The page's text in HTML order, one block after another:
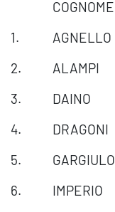
COGNOME
1.
AGNELLO
2.
ALAMPI
3.
DAINO
4.
DRAGONI
5.
GARGIULO
6.
IMPERIO